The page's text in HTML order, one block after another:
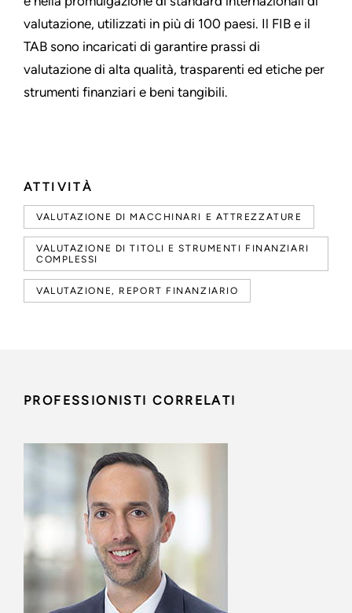
ATTIVITÀ
VALUTAZIONE DI MACCHINARI E ATTREZZATURE
VALUTAZIONE DI TITOLI E STRUMENTI FINANZIARI
COMPLESSI
VALUTAZIONE, REPORT FINANZIARIO
valutazione, utilizzati in più di 100 paesi. Il FIB e il
TAB sono incaricati di garantire prassi di
valutazione di alta qualità, trasparenti ed etiche per
strumenti finanziari e beni tangibili.
PROFESSIONISTI CORRELATI